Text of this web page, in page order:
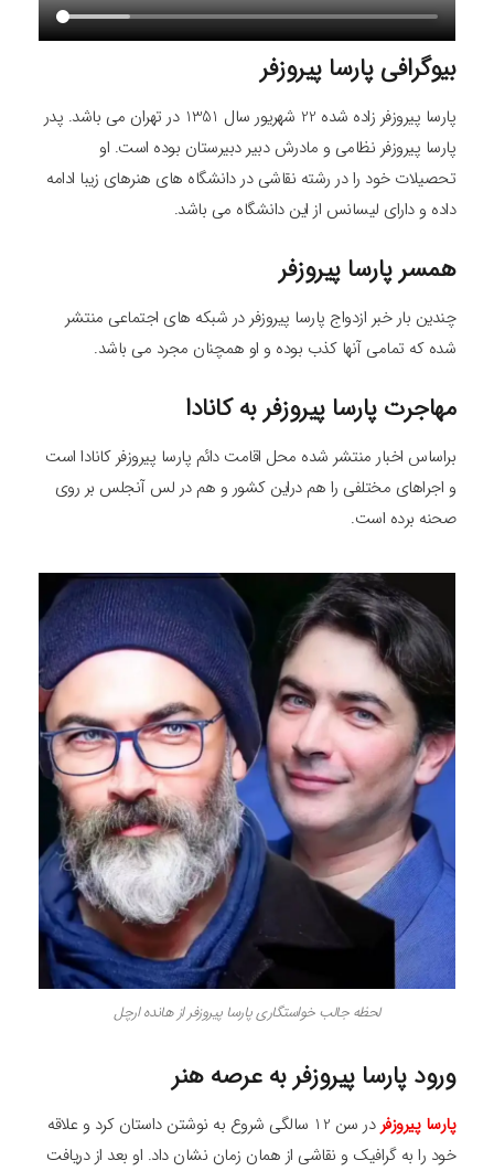
بیوگرافی پارسا پیروزفر
پارسا پیروزفر زاده شده 22 شهریور سال 1351 در تهران می باشد. پدر
پارسا پیروزفر نظامی و مادرش دبیر دبیرستان بوده است. او
تحصیلات خود را در رشته نقاشی در دانشگاه های هنرهای زیبا ادامه
داده و دارای لیسانس از این دانشگاه می باشد.
همسر پارسا پیروزفر
چندین بار خبر ازدواج پارسا پیروزفر در شبکه های اجتماعی منتشر
شده که تمامی آنها کذب بوده و او همچنان مجرد می باشد.
مهاجرت پارسا پیروزفر به کانادا
براساس اخبار منتشر شده محل اقامت دائم پارسا پیروزفر کانادا است
و اجراهای مختلفی را هم دراین کشور و هم در لس آنجلس بر روی
صحنه برده است.
لحظه جالب خواستگاری پارسا پیروزفر از هانده ارچل
ورود پارسا پیروزفر به عرصه هنر
پارسا پیروزفر
در سن 12 سالگی شروع به نوشتن داستان کرد و علاقه
خود را به گرافیک و نقاشی از همان زمان نشان داد. او بعد از دریافت